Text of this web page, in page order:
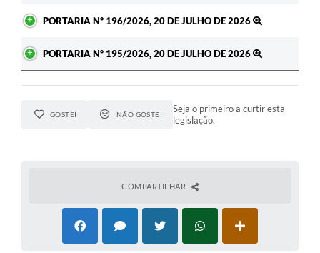
PORTARIA Nº 196/2026, 20 DE JULHO DE 2026
PORTARIA Nº 195/2026, 20 DE JULHO DE 2026
GOSTEI NÃO GOSTEI
Seja o primeiro a curtir esta
legislação.
COMPARTILHAR